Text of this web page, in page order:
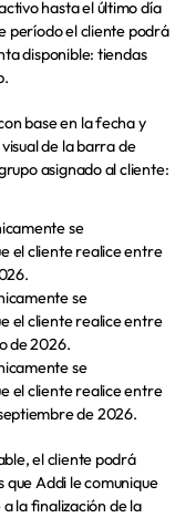
hasta el último día
período el cliente podrá
disponible: tiendas
base en la fecha y
de la barra de
asignado al cliente:
se
el cliente realice entre
se
el cliente realice entre
de 2026.
se
el cliente realice entre
de 2026.
el cliente podrá
que Addi le comunique
la finalización de la